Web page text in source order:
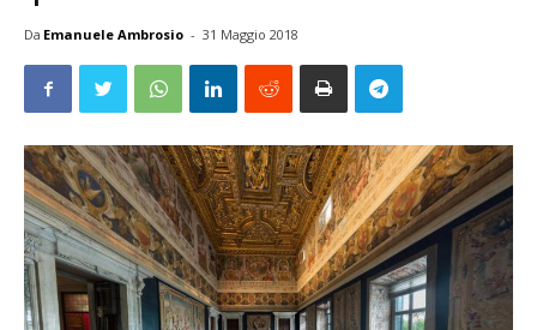
Da Emanuele Ambrosio - 31 Maggio 2018